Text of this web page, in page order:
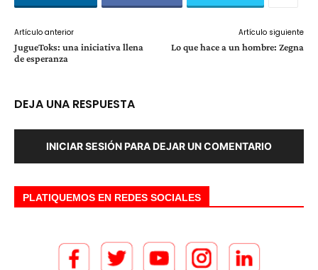
Artículo anterior
JugueToks: una iniciativa llena
de esperanza
Artículo siguiente
Lo que hace a un hombre: Zegna
DEJA UNA RESPUESTA
INICIAR SESIÓN PARA DEJAR UN COMENTARIO
PLATIQUEMOS EN REDES SOCIALES